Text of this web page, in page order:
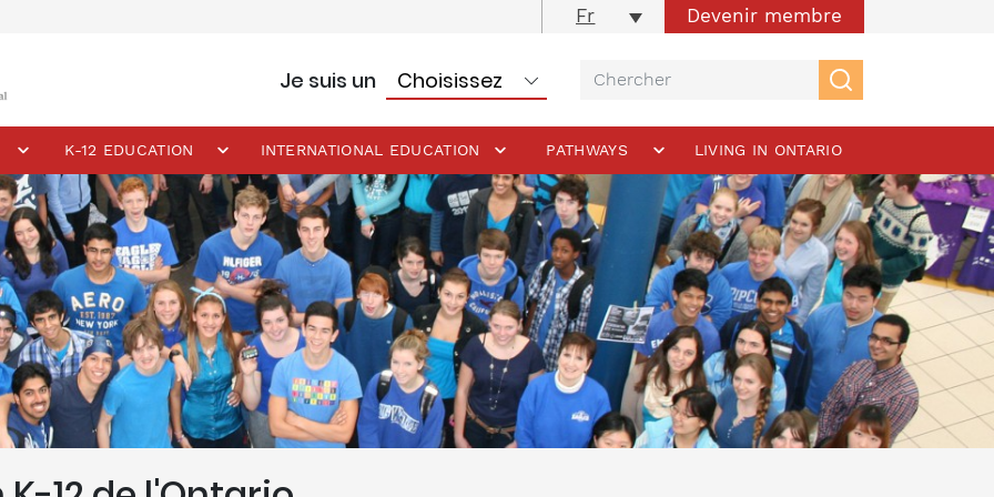
Fr Devenir membre
Je suis un
K-12 EDUCATION INTERNATIONAL EDUCATION PATHWAYS LIVING IN ONTARIO